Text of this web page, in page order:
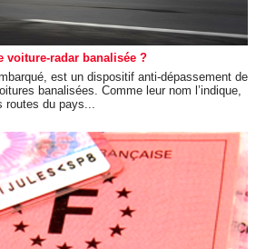
voiture-radar banalisée ?
est un dispositif anti-dépassement de
banalisées. Comme leur nom l’indique,
du pays...